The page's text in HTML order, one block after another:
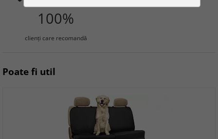
100%
clienţi care recomandă
Poate fi util